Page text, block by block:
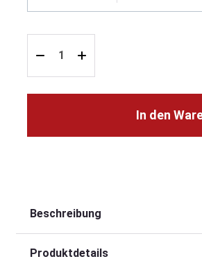
In den
Beschreibung
Produktdetails